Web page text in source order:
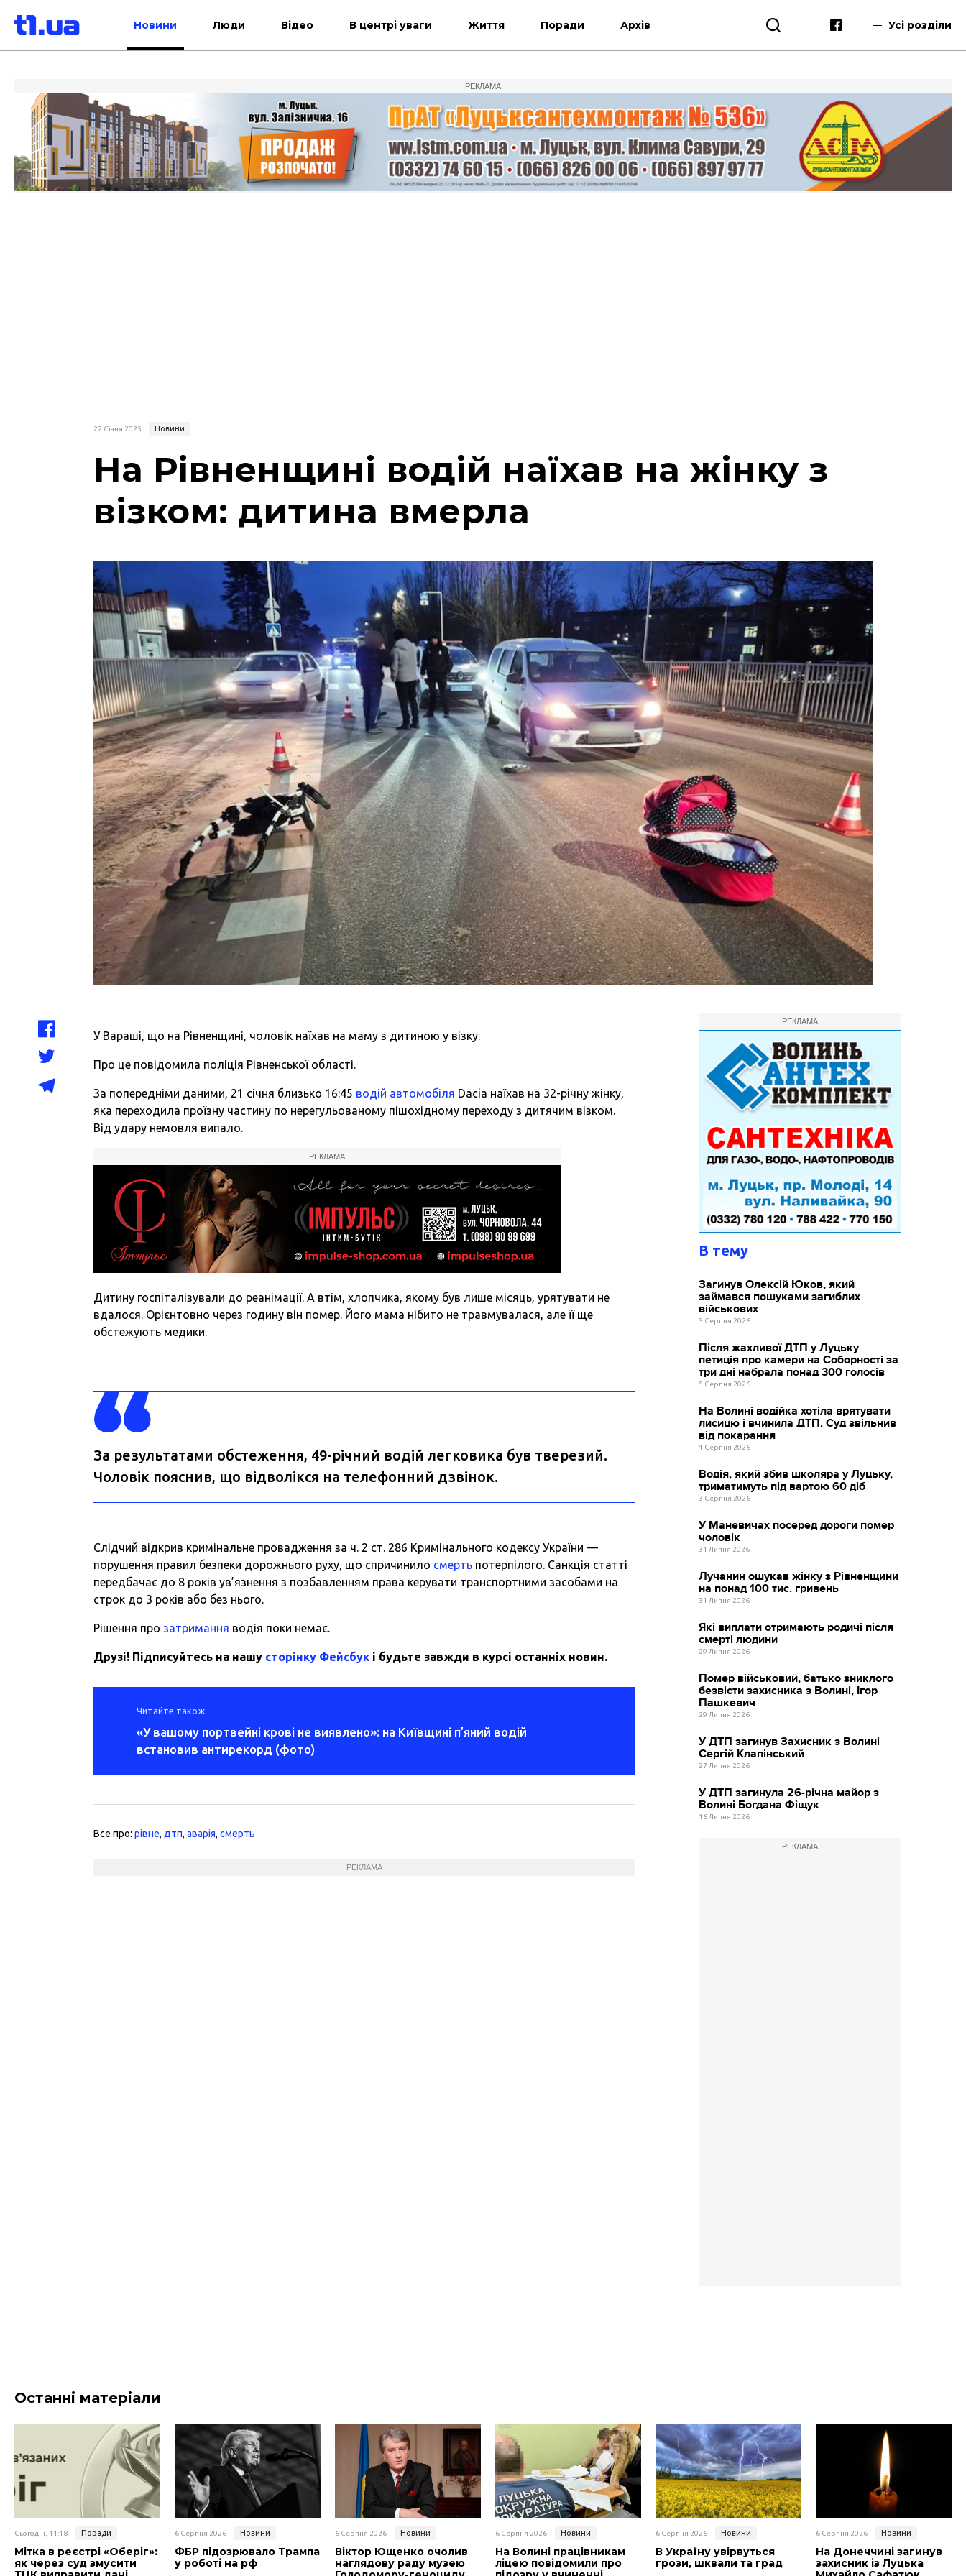
Новини Люди Відео В центрі уваги Життя Поради Архів Усі розділи
РЕКЛАМА
22 Січня 2025 Новини
На Рівненщині водій наїхав на жінку з
візком: дитина вмерла
У Вараші, що на Рівненщині, чоловік наїхав на маму з дитиною у візку.
Про це повідомила поліція Рівненської області.
За попередніми даними, 21 січня близько 16:45 водій автомобіля Dacia наїхав на 32-річну жінку,
яка переходила проїзну частину по нерегульованому пішохідному переходу з дитячим візком.
Від удару немовля випало.
РЕКЛАМА
Дитину госпіталізували до реанімації. А втім, хлопчика, якому був лише місяць, урятувати не
вдалося. Орієнтовно через годину він помер. Його мама нібито не травмувалася, але її ще
обстежують медики.
За результатами обстеження, 49-річний водій легковика був тверезий.
Чоловік пояснив, що відволікся на телефонний дзвінок.
Слідчий відкрив кримінальне провадження за ч. 2 ст. 286 Кримінального кодексу України —
порушення правил безпеки дорожнього руху, що спричинило смерть потерпілого. Санкція статті
передбачає до 8 років ув’язнення з позбавленням права керувати транспортними засобами на
строк до 3 років або без нього.
Рішення прозатримання водія поки немає.
Друзі! Підписуйтесь на нашу сторінку Фейсбук і будьте завжди в курсі останніх новин.
Читайте також
«У вашому портвейні крові не виявлено»: на Київщині п’яний водій
встановив антирекорд (фото)
Все про:рівне, дтп,аварія,смерть
РЕКЛАМА
РЕКЛАМА
В тему
Загинув Олексій Юков, який
займався пошуками загиблих
військових
5 Серпня 2026
Після жахливої ДТП у Луцьку
петиція про камери на Соборності за
три дні набрала понад 300 голосів
5 Серпня 2026
На Волині водійка хотіла врятувати
лисицю і вчинила ДТП. Суд звільнив
від покарання
4 Серпня 2026
Водія, який збив школяра у Луцьку,
триматимуть під вартою 60 діб
3 Серпня 2026
У Маневичах посеред дороги помер
чоловік
31 Липня 2026
Лучанин ошукав жінку з Рівненщини
на понад 100 тис. гривень
31 Липня 2026
Які виплати отримають родичі після
смерті людини
29 Липня 2026
Помер військовий, батько зниклого
безвісти захисника з Волині, Ігор
Пашкевич
29 Липня 2026
У ДТП загинув Захисник з Волині
Сергій Клапінський
27 Липня 2026
У ДТП загинула 26-річна майор з
Волині Богдана Фіщук
16 Липня 2026
РЕКЛАМА
Останні матеріали
Сьогодні, 11:18 Поради
Мітка в реєстрі «Оберіг»:
як через суд змусити
6 Серпня 2026 Новини
ФБР підозрювало Трампа
у роботі на рф
6 Серпня 2026 Новини
Віктор Ющенко очолив
наглядову раду музею
6 Серпня 2026 Новини
На Волині працівникам
ліцею повідомили про
6 Серпня 2026 Новини
В Україну увірвуться
грози, шквали та град
6 Серпня 2026 Новини
На Донеччині загинув
захисник із Луцька